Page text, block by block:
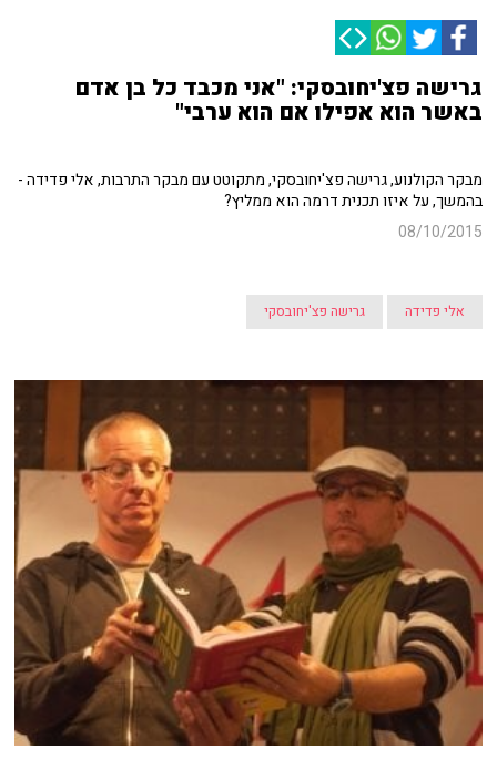
גרישה פצ'יחובסקי: "אני מכבד כל בן אדם
באשר הוא אפילו אם הוא ערבי"
מבקר הקולנוע, גרישה פצ'יחובסקי, מתקוטט עם מבקר התרבות, אלי פדידה -
בהמשך, על איזו תכנית דרמה הוא ממליץ?
08/10/2015
אלי פדידה גרישה פצ'יחובסקי